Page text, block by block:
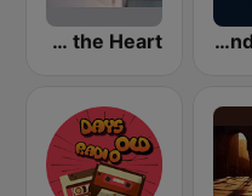
Quran Tafsir by Sharawi and Nabulsi Quran for the Heart القرآن للقلب